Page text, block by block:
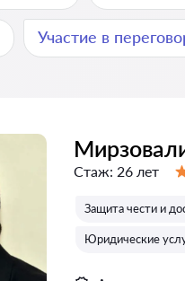
Участие в
Стаж: 26 лет
Защита чести и
Юридические